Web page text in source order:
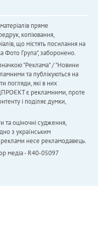
пряме
копіювання,
що містять посилання на
Фото Група", заборонено.
"Реклама" / "Новини
та публікуються на
погляди, які в них
є рекламними, проте
і поділяє думки,
та оціночні судження,
з українським
реклами несе рекламодавець.
медіа - R40-05097